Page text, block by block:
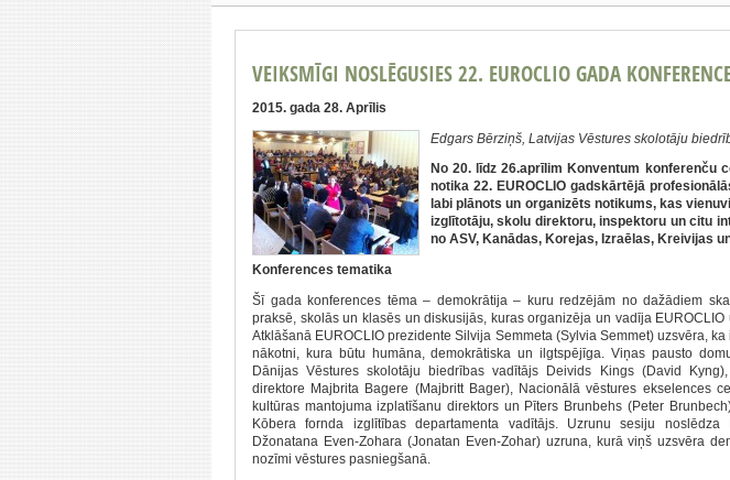
VEIKSMĪGI NOSLĒGUSIES 22. EUROCLIO GADA
2015. gada 28. Aprīlis
Edgars Bērziņš, Latvijas Vēstures skolotāju
No 20. līdz 26.aprīlim Konventum konferenču
notika 22. EUROCLIO gadskārtējā
labi plānots un organizēts notikums, kas
izglītotāju, skolu direktoru, inspektoru un citu
no ASV, Kanādas, Korejas, Izraēlas, Kreivijas
Konferences tematika
Šī gada konferences tēma – demokrātija – kuru redzējām no dažādiem
praksē, skolās un klasēs un diskusijās, kuras organizēja un vadīja EUROCLIO
Atklāšanā EUROCLIO prezidente Silvija Semmeta (Sylvia Semmet) uzsvēra,
nākotni, kura būtu humāna, demokrātiska un ilgtspējīga. Viņas pausto
Dānijas Vēstures skolotāju biedrības vadītājs Deivids Kings (David
direktore Majbrita Bagere (Majbritt Bager), Nacionālā vēstures ekselences
kultūras mantojuma izplatīšanu direktors un Pīters Brunbehs (Peter
Kōbera fornda izglītības departamenta vadītājs. Uzrunu sesiju noslēdza
Džonatana Even-Zohara (Jonatan Even-Zohar) uzruna, kurā viņš uzsvēra
nozīmi vēstures pasniegšanā.